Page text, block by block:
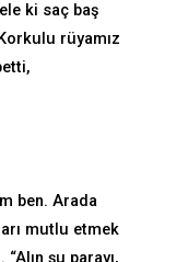
ki saç baş
rüyamız
ben. Arada
mutlu etmek
şu parayı,